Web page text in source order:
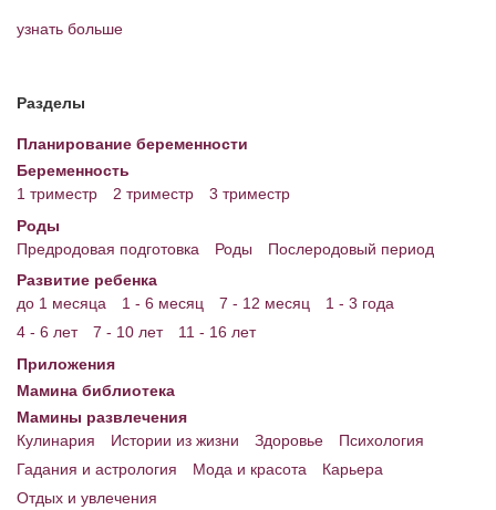
Энциклопедия беременных
Мамина энциклопедия
СЕРВИСЫ И ПРИЛОЖЕНИЯ
Сервис. Оценка роста и веса ребенка
Приложения для Android
Опросы
НОВОСТИ ЛОПОТУНА
Блог Администратора
узнать больше
Разделы
Планирование беременности
Беременность
1 триместр
2 триместр
3 триместр
Роды
Предродовая подготовка
Роды
Послеродовый период
Развитие ребенка
до 1 месяца
1 - 6 месяц 7 - 12 месяц
1 - 3 года
4 - 6 лет
7 - 10 лет
11 - 16 лет
Приложения
Мамина библиотека
Мамины развлечения
Кулинария
Истории из жизни Здоровье
Психология
Гадания и астрология
Мода и красота
Карьера
Отдых и увлечения